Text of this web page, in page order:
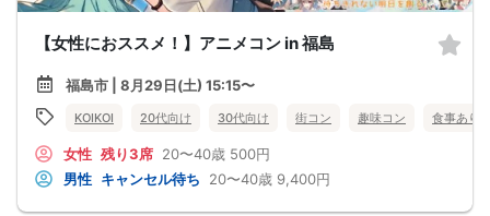
【女性におススメ！】アニメコン in 福島
福島市 | 8月29日(土) 15:15〜
KOIKOI 20代向け 30代向け 街コン 趣味コン 食事あり
女性 残り3席 20〜40歳 500円
男性 キャンセル待ち 20〜40歳 9,400円